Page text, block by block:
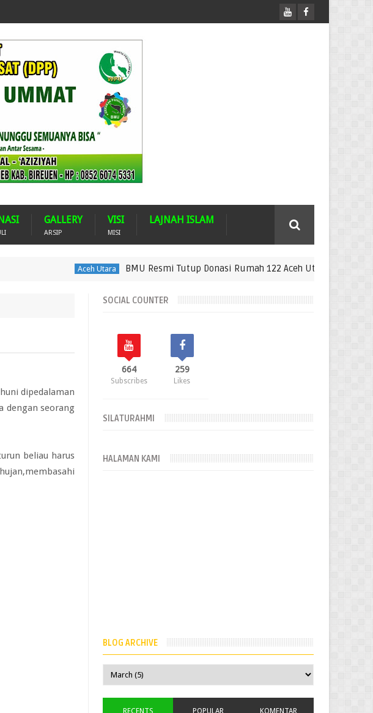
GALLERY
ARSIP
VISI
MISI
LAJNAH ISLAM
Aceh Utara BMU Resmi Tutup Donasi Rumah 122 Aceh Utara
dipedalaman
dengan seorang
beliau harus
SOCIAL COUNTER
664
Subscribes
259
Likes
SILATURAHMI
HALAMAN KAMI
BLOG ARCHIVE
RECENTS POPULAR KOMENTAR